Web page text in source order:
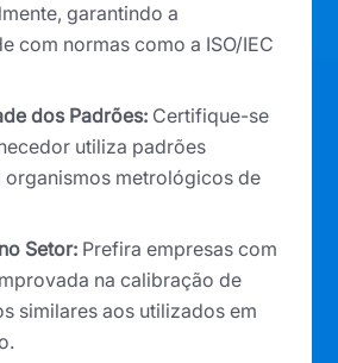
garantindo a
com normas como a ISO/IEC
dos Padrões: Certifique-se
utiliza padrões
organismos metrológicos de
Setor: Prefira empresas com
na calibração de
similares aos utilizados em